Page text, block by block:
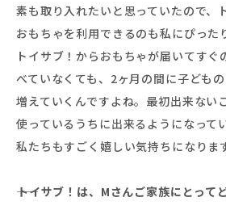
素も取り入れたいと思っていたので、
おもちゃを利用できるのも私にぴった
トイサブ！からおもちゃが届いてすぐ
べていなくても、2ヶ月の間に子ども
増えていくんですよね。最初出来ない
使っているうちに出来るようになって
私たちもすごく嬉しい気持ちになりま
――トイサブ！は、Mさんご家族にとって